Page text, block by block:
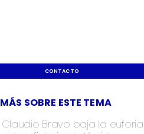
CONTACTO
Claudio Bravo baja la euforia
MÁS SOBRE ESTE TEMA